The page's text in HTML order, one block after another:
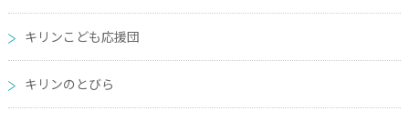
キリンこども応援団
キリンのとびら